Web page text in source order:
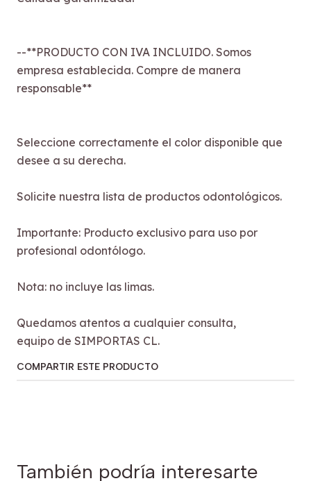
--**PRODUCTO CON IVA INCLUIDO. Somos
empresa establecida. Compre de manera
responsable**
Seleccione correctamente el color disponible que
desee a su derecha.
Solicite nuestra lista de productos odontológicos.
Importante: Producto exclusivo para uso por
profesional odontólogo.
Nota: no incluye las limas.
Quedamos atentos a cualquier consulta,
equipo de SIMPORTAS CL.
COMPARTIR ESTE PRODUCTO
También podría interesarte